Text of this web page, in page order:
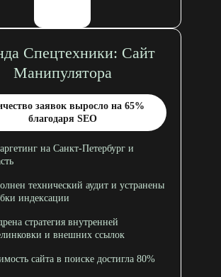
Спецтехники: Сайт
Манипулятора
заявок выросло на 65%
благодаря SEO
на Санкт-Петербург и
технический аудит и устранены
индексации
стратегия внутренней
и внешних ссылок
сайта в поиске достигла 80%